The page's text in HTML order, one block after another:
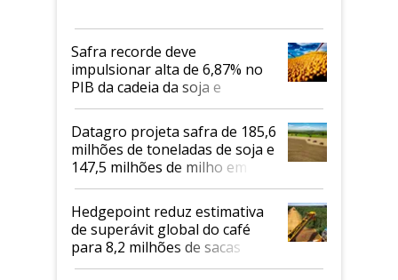
Safra recorde deve
impulsionar alta de 6,87% no
PIB da cadeia da soja e
biodiesel em 2026
Datagro projeta safra de 185,6
milhões de toneladas de soja e
147,5 milhões de milho em
2026/27
Hedgepoint reduz estimativa
de superávit global do café
para 8,2 milhões de sacas